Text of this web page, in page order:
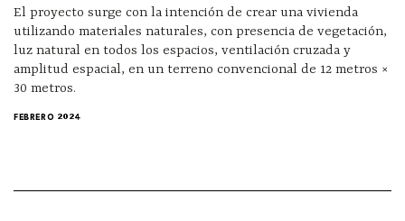
El proyecto surge con la intención de crear una vivienda
utilizando materiales naturales, con presencia de vegetación,
luz natural en todos los espacios, ventilación cruzada y
amplitud espacial, en un terreno convencional de 12 metros ×
30 metros.
FEBRERO 2024